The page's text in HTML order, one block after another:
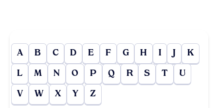
A B C D E F G H I J K
L M N O P Q R S T U
V W X Y Z